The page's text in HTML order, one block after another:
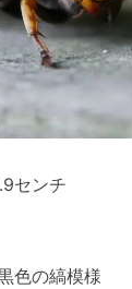
センチ
色の縞模様